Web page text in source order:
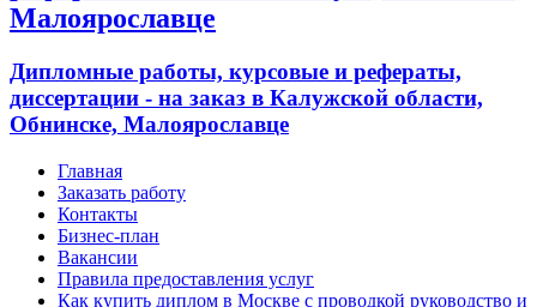
Малоярославце
Дипломные работы, курсовые и рефераты,
диссертации - на заказ в Калужской области,
Обнинске, Малоярославце
Главная
Заказать работу
Контакты
Бизнес-план
Вакансии
Правила предоставления услуг
Как купить диплом в Москве с проводкой руководство и